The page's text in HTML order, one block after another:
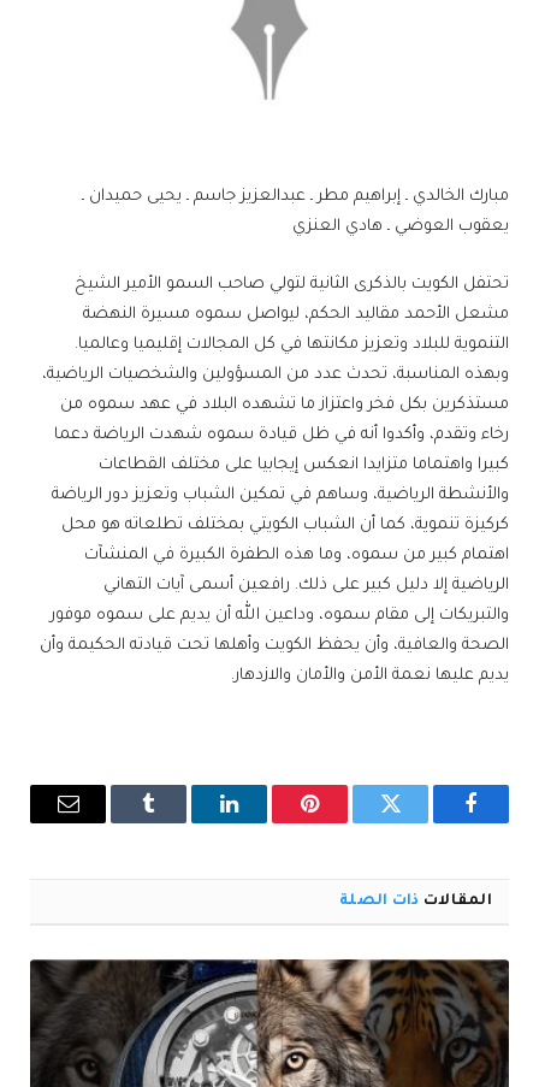
مبارك الخالدي ـ إبراهيم مطر ـ عبدالعزيز جاسم ـ يحيى حميدان ـ
يعقوب العوضي ـ هادي العنزي
تحتفل الكويت بالذكرى الثانية لتولي صاحب السمو الأمير الشيخ
مشعل الأحمد مقاليد الحكم، ليواصل سموه مسيرة النهضة
التنموية للبلاد وتعزيز مكانتها في كل المجالات إقليميا وعالميا.
وبهذه المناسبة، تحدث عدد من المسؤولين والشخصيات الرياضية،
مستذكرين بكل فخر واعتزاز ما تشهده البلاد في عهد سموه من
رخاء وتقدم، وأكدوا أنه في ظل قيادة سموه شهدت الرياضة دعما
كبيرا واهتماما متزايدا انعكس إيجابيا على مختلف القطاعات
والأنشطة الرياضية، وساهم في تمكين الشباب وتعزيز دور الرياضة
كركيزة تنموية، كما أن الشباب الكويتي بمختلف تطلعاته هو محل
اهتمام كبير من سموه، وما هذه الطفرة الكبيرة في المنشآت
الرياضية إلا دليل كبير على ذلك. رافعين أسمى آيات التهاني
والتبريكات إلى مقام سموه، وداعين الله أن يديم على سموه موفور
الصحة والعافية، وأن يحفظ الكويت وأهلها تحت قيادته الحكيمة وأن
يديم عليها نعمة الأمن والأمان والازدهار.
فيسبوك تويتر بينتيريستلينكدإن Tumblr
البريد
المقالات ذات الصلة